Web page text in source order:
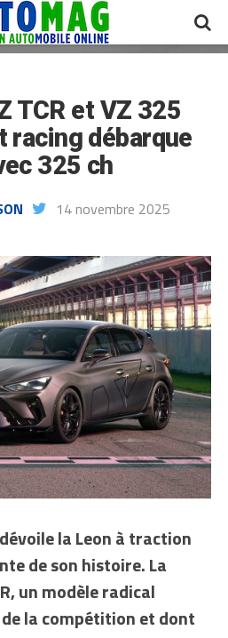
TCR et VZ 325
racing débarque
325 ch
14 novembre 2025
la Leon à traction
de son histoire. La
un modèle radical
la compétition et dont